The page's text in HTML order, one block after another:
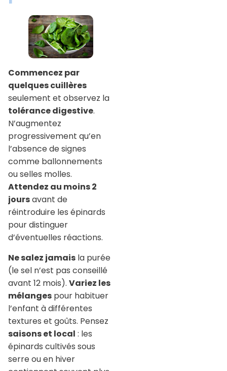
Commencez par
quelques cuillères
seulement et observez la
tolérance digestive.
N’augmentez
progressivement qu’en
l’absence de signes
comme ballonnements
ou selles molles.
Attendez au moins 2
joursavant de
réintroduire les épinards
pour distinguer
d’éventuelles réactions.
Ne salez jamais la purée
(le sel n’est pas conseillé
avant 12 mois). Variez les
mélanges pour habituer
l’enfant à différentes
textures et goûts. Pensez
saisons et local : les
épinards cultivés sous
serre ou en hiver